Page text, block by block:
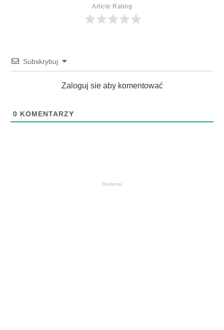
Article Rating
Subskrybuj
Zaloguj sie aby komentować
0 KOMENTARZY
Reklama